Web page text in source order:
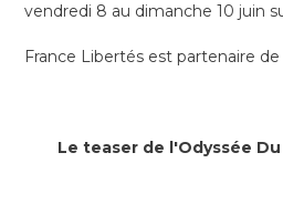
vendredi 8 au dimanche 10 juin
France Libertés est partenaire
Le teaser de l'Odyssée